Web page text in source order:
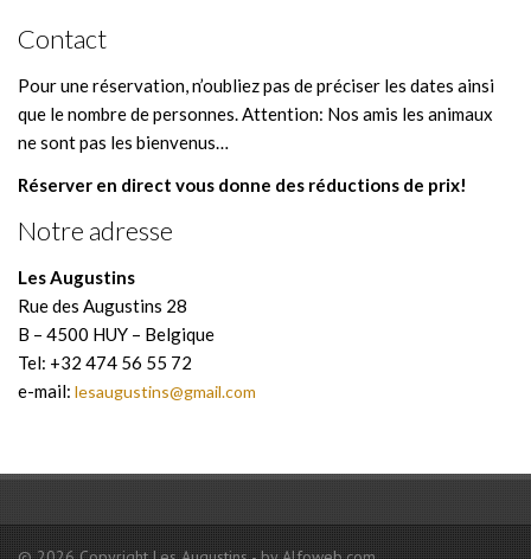
Contact
Pour une réservation, n’oubliez pas de préciser les dates ainsi
que le nombre de personnes. Attention: Nos amis les animaux
ne sont pas les bienvenus…
Réserver en direct vous donne des réductions de prix!
Notre adresse
Les Augustins
Rue des Augustins 28
B – 4500 HUY – Belgique
Tel: +32 474 56 55 72
e-mail: lesaugustins@gmail.com